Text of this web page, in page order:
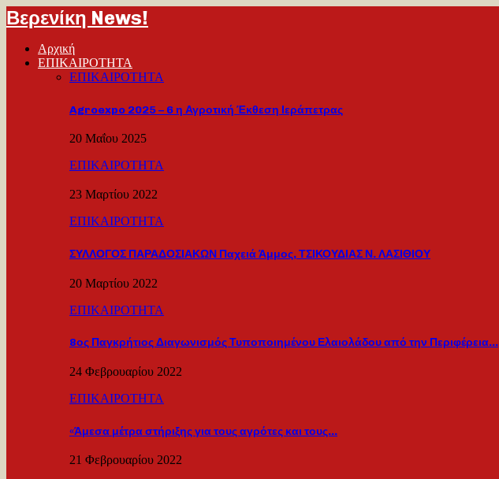
Βερενίκη News!
Αρχική
ΕΠΙΚΑΙΡΟΤΗΤΑ
ΕΠΙΚΑΙΡΟΤΗΤΑ
Agroexpo 2025 – 6 η Αγροτική Έκθεση Ιεράπετρας
20 Μαΐου 2025
ΕΠΙΚΑΙΡΟΤΗΤΑ
23 Μαρτίου 2022
ΕΠΙΚΑΙΡΟΤΗΤΑ
ΣΥΛΛΟΓΟΣ ΠΑΡΑΔΟΣΙΑΚΩΝ Παχειά Άμμος, ΤΣΙΚΟΥΔΙΑΣ Ν. ΛΑΣΙΘΙΟΥ
20 Μαρτίου 2022
ΕΠΙΚΑΙΡΟΤΗΤΑ
8ος Παγκρήτιος Διαγωνισμός Τυποποιημένου Ελαιολάδου από την Περιφέρεια…
24 Φεβρουαρίου 2022
ΕΠΙΚΑΙΡΟΤΗΤΑ
«Άμεσα μέτρα στήριξης για τους αγρότες και τους…
21 Φεβρουαρίου 2022